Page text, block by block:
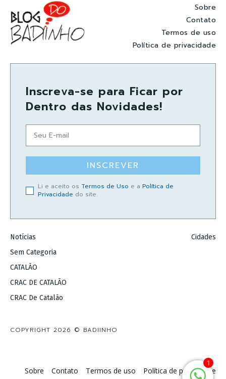
Sobre
Contato
Termos de uso
Política de privacidade
Inscreva-se para Ficar por
Dentro das Novidades!
INSCREVER
Li e aceito os Termos de Uso e a Política de
Privacidade do site.
Notícias
Sem Categoria
CATALÃO
CRAC DE CATALÃO
CRAC De Catalão
Cidades
COPYRIGHT 2026 © BADIINHO
Sobre Contato Termos de uso Política de privacidade
1